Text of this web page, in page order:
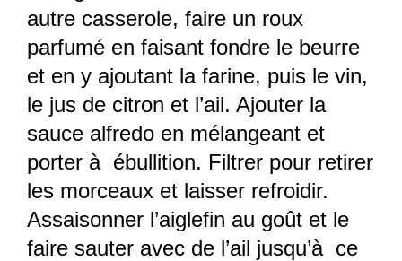
autre casserole, faire un roux
parfumé en faisant fondre le beurre
et en y ajoutant la farine, puis le vin,
le jus de citron et l’ail. Ajouter la
sauce alfredo en mélangeant et
porter à ébullition. Filtrer pour retirer
les morceaux et laisser refroidir.
Assaisonner l’aiglefin au goût et le
faire sauter avec de l’ail jusqu’à ce